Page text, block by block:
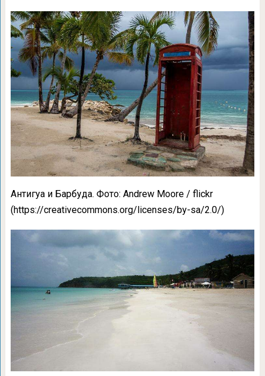
Антигуа и Барбуда. Фото: Andrew Moore / flickr
(https://creativecommons.org/licenses/by-sa/2.0/)